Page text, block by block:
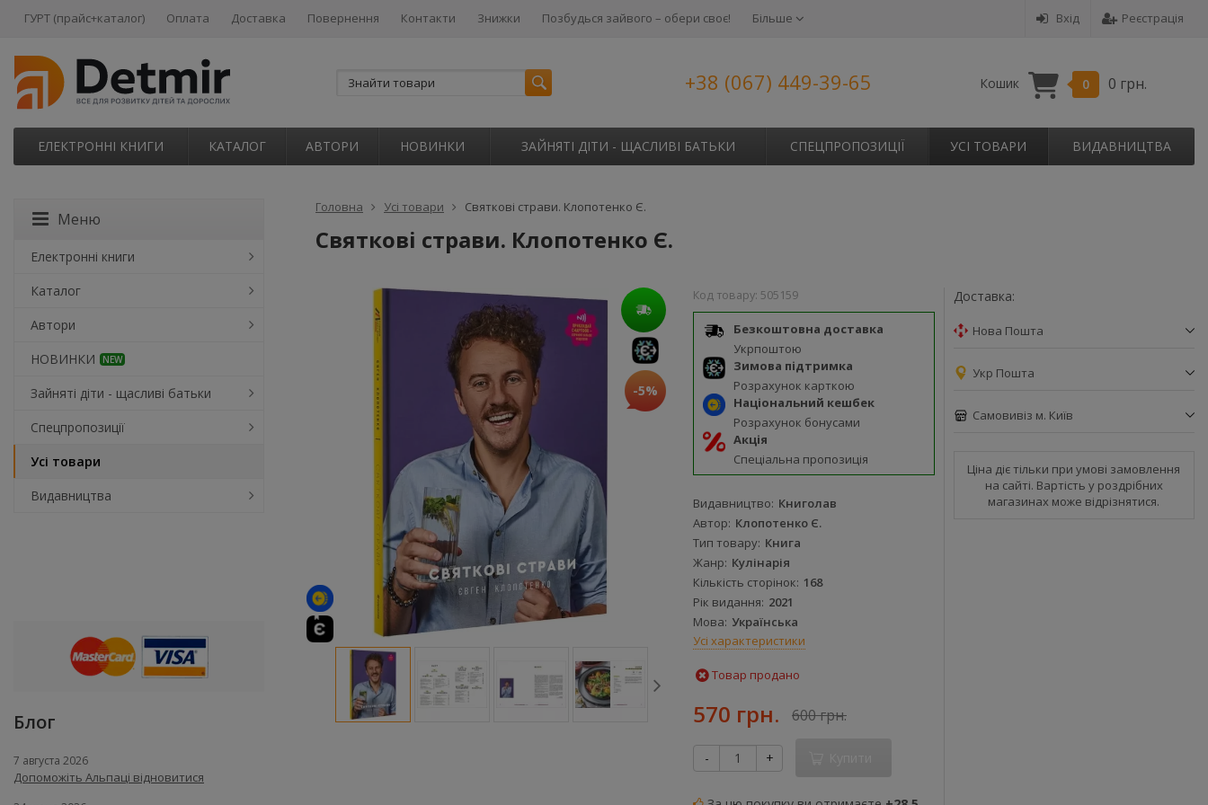
Вхід Реєстрація
ГУРТ (прайс+каталог) Оплата Доставка Повернення Контакти Знижки Позбудься зайвого – обери своє! Більше
+38 (067) 449-39-65 Кошик 0 0 грн.
ЕЛЕКТРОННІ КНИГИ КАТАЛОГ АВТОРИ НОВИНКИ ЗАЙНЯТІ ДІТИ - ЩАСЛИВІ БАТЬКИ СПЕЦПРОПОЗИЦІЇ УСІ ТОВАРИ ВИДАВНИЦТВА
Головна Усі товари Святкові страви. Клопотенко Є.
Святкові страви. Клопотенко Є.
-5%
Код товару: 505159
Безкоштовна доставка
Укрпоштою
Зимова підтримка
Розрахунок карткою
Національний кешбек
Розрахунок бонусами
Акція
Спеціальна пропозиція
Видавництво Книголав
Автор Клопотенко Є.
Тип товару Книга
Жанр Кулінарія
Кількість сторінок 168
Рік видання 2021
Мова Українська
Усі характеристики
Товар продано
570 грн. 600 грн.
- +
Доставка:
Нова Пошта
Укр Пошта
Самовивіз м. Київ
Ціна діє тільки при умові замовлення
на сайті. Вартість у роздрібних
магазинах може відрізнятися.
Меню
Електронні книги
Каталог
Автори
НОВИНКИ
NEW
Зайняті діти - щасливі батьки
Спецпропозиції
Усі товари
Видавництва
Блог
7 августа 2026
Допоможіть Альпаці відновитися